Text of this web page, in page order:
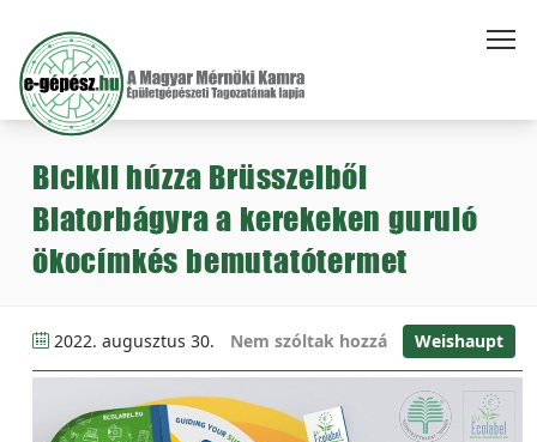
Bicikli húzza Brüsszelből
Biatorbágyra a kerekeken guruló
ökocímkés bemutatótermet
2022. augusztus 30. Nem szóltak hozzá Weishaupt